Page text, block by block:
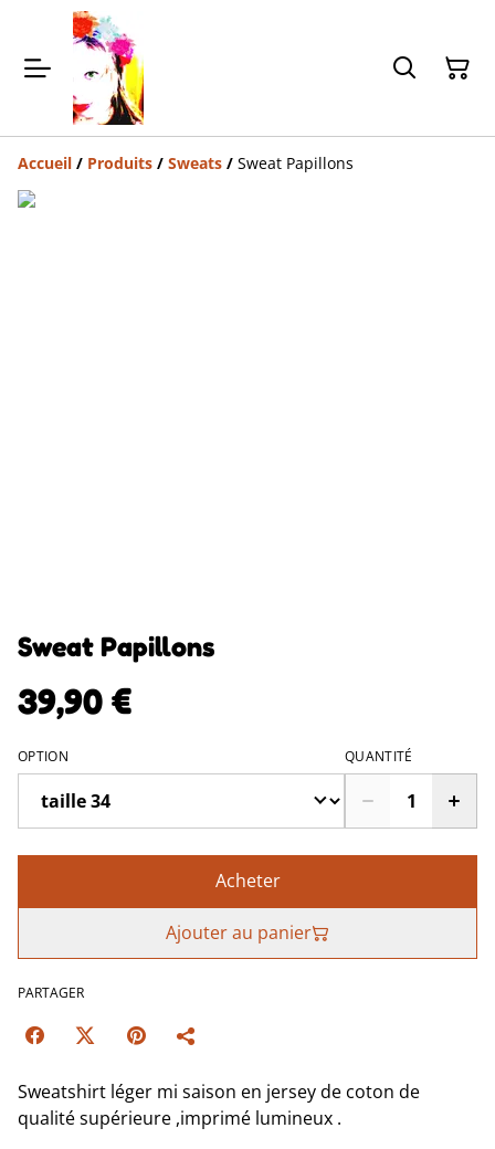
Accueil / Produits / Sweats / Sweat Papillons
Sweat Papillons
39,90 €
OPTION QUANTITÉ
Acheter
Ajouter au panier
PARTAGER
Sweatshirt léger mi saison en jersey de coton de
qualité supérieure ,imprimé lumineux .